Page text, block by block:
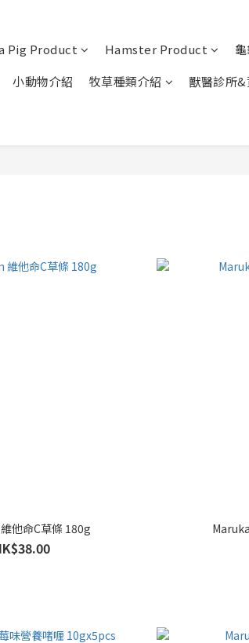
Pig Product Hamster Product
小動物介紹
牧草種類介紹 獸醫診所
他命C草條 180g